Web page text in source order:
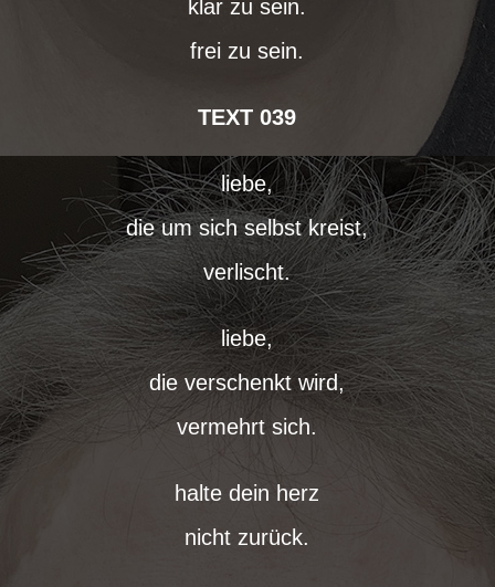
klar zu sein.
frei zu sein.
TEXT 039
liebe,
die um sich selbst kreist,
verlischt.
liebe,
die verschenkt wird,
vermehrt sich.
halte dein herz
nicht zurück.